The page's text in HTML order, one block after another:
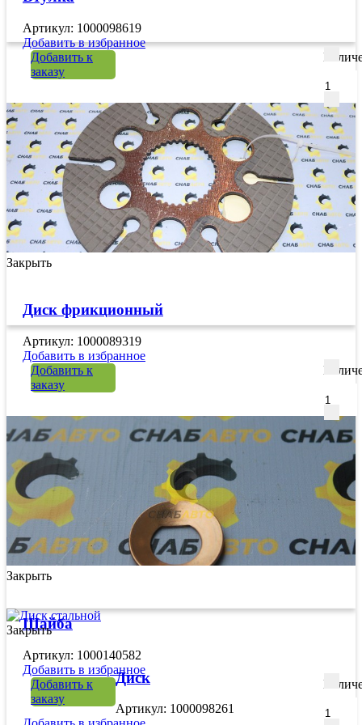
Артикул: 1000098619
Добавить в избранное
Добавить к
заказу
Закрыть
Диск фрикционный
Артикул: 1000089319
Добавить в избранное
Добавить к
заказу
Закрыть
Шайба
Артикул: 1000140582
Добавить в избранное
Добавить к
заказу
Закрыть
Диск
Артикул: 1000098261